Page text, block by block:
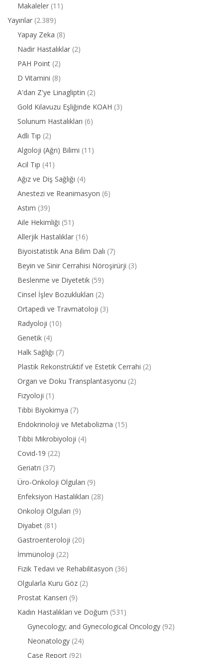
Makaleler (11)
Yayınlar (2.389)
Yapay Zeka (8)
Nadir Hastalıklar (2)
PAH Point (2)
D Vitamini (8)
A'dan Z'ye Linagliptin (2)
Gold Kılavuzu Eşliğinde KOAH (3)
Solunum Hastalıkları (6)
Adli Tıp (2)
Algoloji (Ağrı) Bilimi (11)
Acil Tıp (41)
Ağız ve Diş Sağlığı (4)
Anestezi ve Reanimasyon (6)
Astım (39)
Aile Hekimliği (51)
Allerjik Hastalıklar (16)
Biyoistatistik Ana Bilim Dalı (7)
Beyin ve Sinir Cerrahisi Nöroşirürji (3)
Beslenme ve Diyetetik (59)
Cinsel İşlev Bozuklukları (2)
Ortapedi ve Travmatoloji (3)
Radyoloji (10)
Genetik (4)
Halk Sağlığı (7)
Plastik Rekonstrüktif ve Estetik Cerrahi (2)
Organ ve Doku Transplantasyonu (2)
Fizyoloji (1)
Tıbbi Biyokimya (7)
Endokrinoloji ve Metabolizma (15)
Tıbbi Mikrobiyoloji (4)
Covid-19 (22)
Geriatri (37)
Üro-Onkoloji Olguları (9)
Enfeksiyon Hastalıkları (28)
Onkoloji Olguları (9)
Diyabet (81)
Gastroenteroloji (20)
İmmünoloji (22)
Fizik Tedavi ve Rehabilitasyon (36)
Olgularla Kuru Göz (2)
Prostat Kanseri (9)
Kadın Hastalıkları ve Doğum (531)
Gynecology; and Gynecological Oncology (92)
Neonatology (24)
Case Report (92)